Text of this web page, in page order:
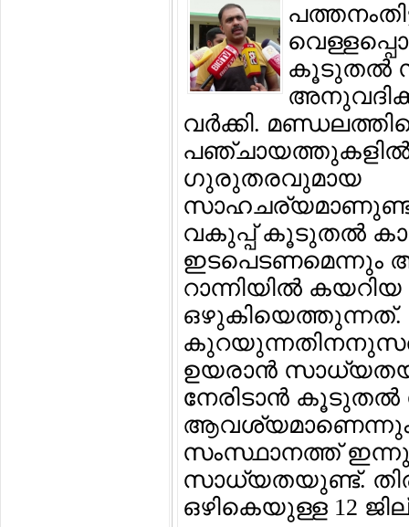
കൂടുതല്‍
വര്‍ക്കി.
പഞ്ചായത്തുകളില്‍
ഗുരുതരവുമായ
വകുപ്പ് കൂടുതല്‍
ഇടപെടണമെന്നും
റാന്നിയില്‍
ഒഴുകിയെത്തുന്നത്.
ഉയരാന്‍
നേരിടാന്‍
ആവശ്യമാണെന്നും
സംസ്ഥാനത്ത്
സാധ്യതയുണ്ട്.
ഒഴികെയുള്ള 12